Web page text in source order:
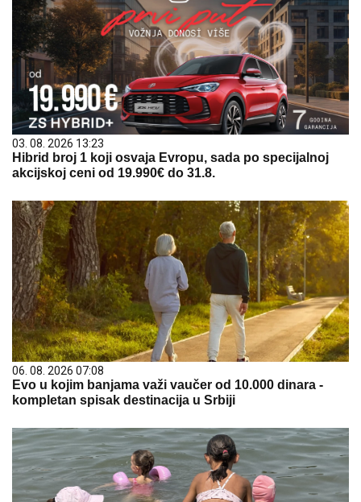
03. 08. 2026 13:23
Hibrid broj 1 koji osvaja Evropu, sada po specijalnoj
akcijskoj ceni od 19.990€ do 31.8.
06. 08. 2026 07:08
Evo u kojim banjama važi vaučer od 10.000 dinara -
kompletan spisak destinacija u Srbiji